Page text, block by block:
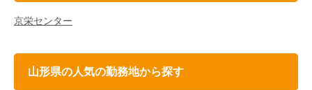
京栄センター
山形県の人気の勤務地から探す